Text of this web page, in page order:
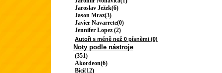
Jaroslav Ježek(6)
Jason Mraz(3)
Javier Navarrete(0)
Jennifer Lopez (2)
Autoři s méně než 0 písněmi (0)
Noty podle nástroje
(351)
Akordeon(6)
Bicí(12)